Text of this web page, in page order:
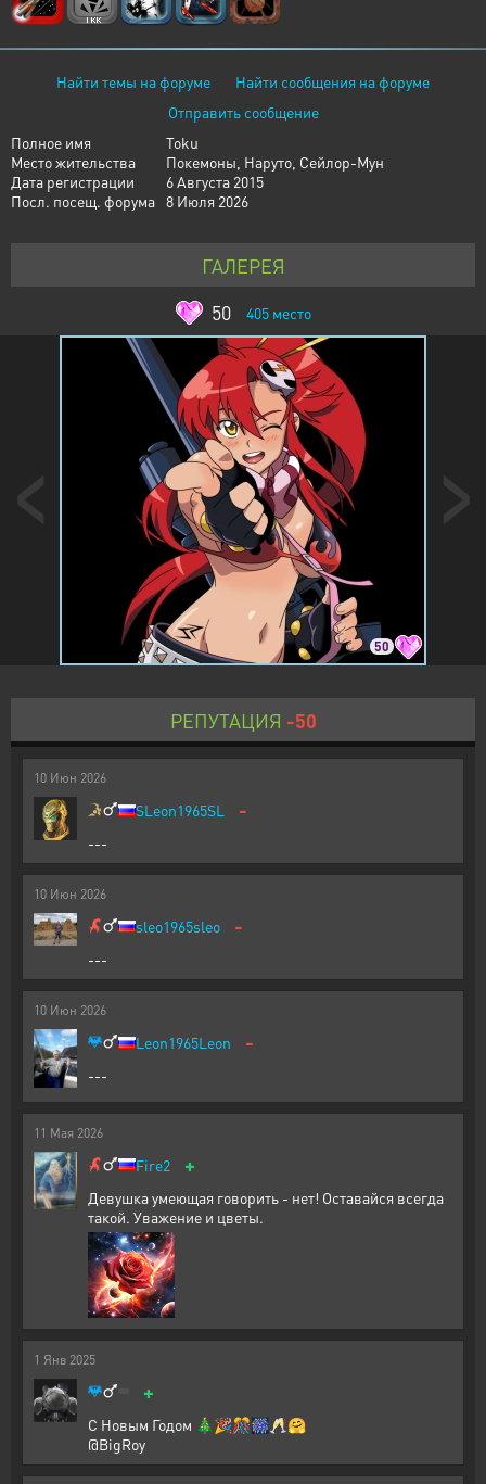
Найти темы на форуме
Найти сообщения на форуме
Отправить сообщение
Полное имя
Toku
Место жительства
Покемоны, Наруто, Сейлор-Мун
Дата регистрации
6 Августа 2015
Посл. посещ. форума 8 Июля 2026
ГАЛЕРЕЯ
50
405место
50
РЕПУТАЦИЯ -50
10 Июн 2026
SLeon1965SL -
---
10 Июн 2026
sleo1965sleo -
---
10 Июн 2026
Leon1965Leon -
---
11 Мая 2026
Fire2 +
Девушка умеющая говорить - нет! Оставайся всегда
такой. Уважение и цветы.
1 Янв 2025
+
С Новым Годом 🎄🎉🎊🎆🥂🤗
@BigRoy